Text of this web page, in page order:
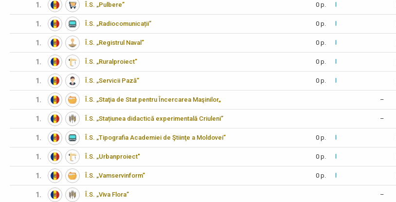
1. Î.S. „Pulbere” 0 p.
1. Î.S. „Radiocomunicații” 0 p.
1. Î.S. „Registrul Naval” 0 p.
1. Î.S. „Ruralproiect” 0 p.
1. Î.S. „Servicii Pază” 0 p.
1. Î.S. „Staţia de Stat pentru Încercarea Maşinilor„ –
1. Î.S. „Stațiunea didactică experimentală Criuleni” –
1. Î.S. „Tipografia Academiei de Ştiinţe a Moldovei” 0 p.
1. Î.S. „Urbanproiect" 0 p.
1. Î.S. „Vamservinform” 0 p.
1. Î.S. „Viva Flora” –